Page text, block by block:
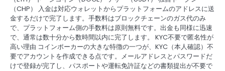
（CHP） 入金は対応ウォレットからプラットフォームのアドレスに送
金するだけで完了します。手数料はブロックチェーンのガス代のみ
で、プラットフォーム側の手数料は原則無料です。出金も同様に迅速
で、通常は数十分から数時間以内に完了します。 KYC不要で匿名性が
高い理由 コインポーカーの大きな特徴の一つが、KYC（本人確認）不
要でアカウントを作成できる点です。メールアドレスとパスワードだ
けで登録が完了し、パスポートや運転免許証などの書類提出が不要で